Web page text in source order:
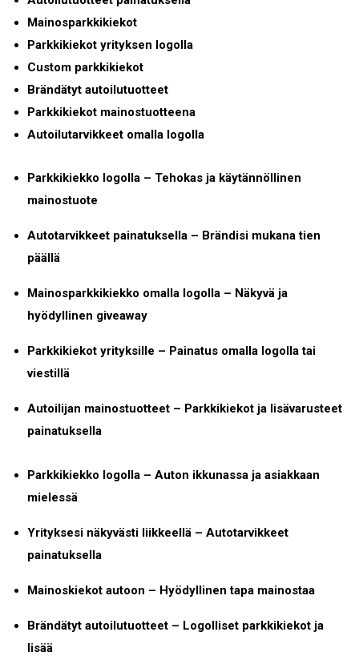
Mainosparkkikiekot
Parkkikiekot yrityksen logolla
Custom parkkikiekot
Brändätyt autoilutuotteet
Parkkikiekot mainostuotteena
Autoilutarvikkeet omalla logolla
Parkkikiekko logolla – Tehokas ja käytännöllinen
mainostuote
Autotarvikkeet painatuksella – Brändisi mukana tien
päällä
Mainosparkkikiekko omalla logolla – Näkyvä ja
hyödyllinen giveaway
Parkkikiekot yrityksille – Painatus omalla logolla tai
viestillä
Autoilijan mainostuotteet – Parkkikiekot ja lisävarusteet
painatuksella
Parkkikiekko logolla – Auton ikkunassa ja asiakkaan
mielessä
Yrityksesi näkyvästi liikkeellä – Autotarvikkeet
painatuksella
Mainoskiekot autoon – Hyödyllinen tapa mainostaa
Brändätyt autoilutuotteet – Logolliset parkkikiekot ja
lisää